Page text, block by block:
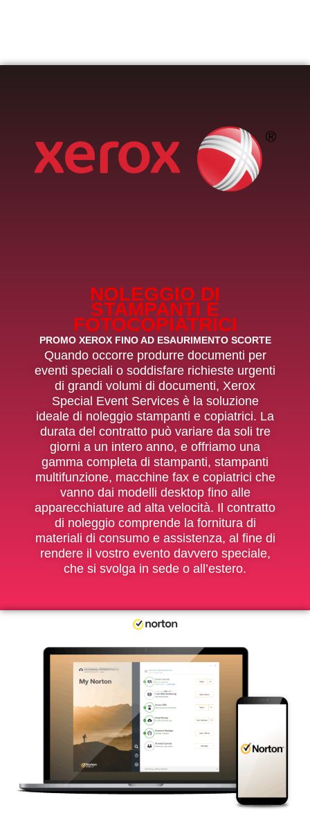
NOLEGGIO DI
STAMPANTI E
FOTOCOPIATRICI
PROMO XEROX FINO AD ESAURIMENTO SCORTE
Quando occorre produrre documenti per
eventi speciali o soddisfare richieste urgenti
di grandi volumi di documenti, Xerox
Special Event Services è la soluzione
ideale di noleggio stampanti e copiatrici. La
durata del contratto può variare da soli tre
giorni a un intero anno, e offriamo una
gamma completa di stampanti, stampanti
multifunzione, macchine fax e copiatrici che
vanno dai modelli desktop fino alle
apparecchiature ad alta velocità. Il contratto
di noleggio comprende la fornitura di
materiali di consumo e assistenza, al fine di
rendere il vostro evento davvero speciale,
che si svolga in sede o all’estero.